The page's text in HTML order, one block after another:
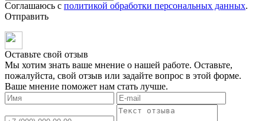
Соглашаюсь с политикой обработки персональных данных.
Отправить
Оставьте свой отзыв
Мы хотим знать ваше мнение о нашей работе. Оставьте,
пожалуйста, свой отзыв или задайте вопрос в этой форме.
Ваше мнение поможет нам стать лучше.